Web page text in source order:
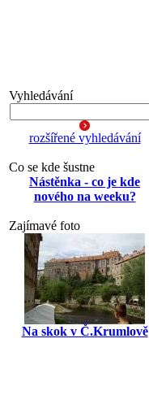
Vyhledávání
rozšířené vyhledávání
Co se kde šustne
Nástěnka - co je kde
nového na weeku?
Zajímavé foto
Na skok v Č.Krumlově